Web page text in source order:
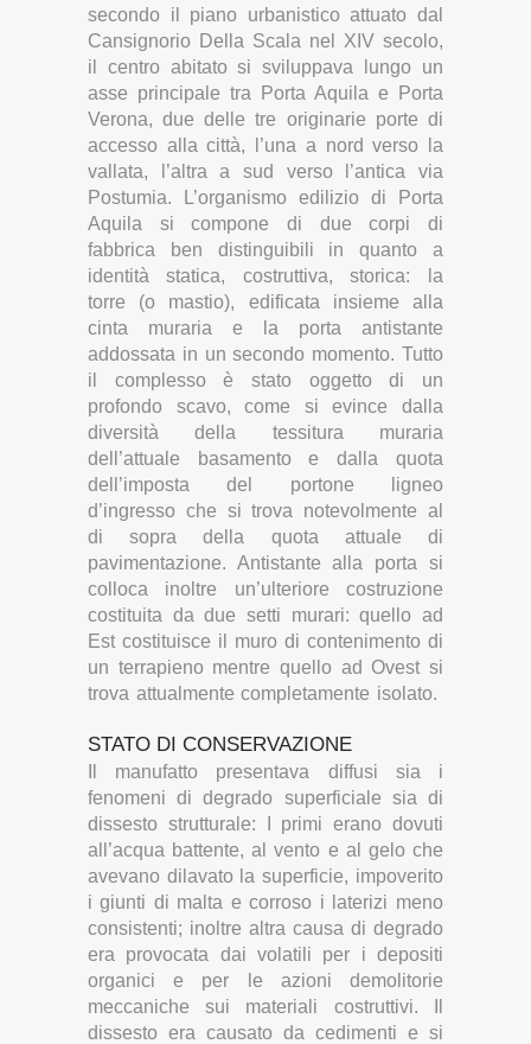
secondo il piano urbanistico attuato dal
Cansignorio Della Scala nel XIV secolo,
il centro abitato si sviluppava lungo un
asse principale tra Porta Aquila e Porta
Verona, due delle tre originarie porte di
accesso alla città, l’una a nord verso la
vallata, l’altra a sud verso l’antica via
Postumia. L’organismo edilizio di Porta
Aquila si compone di due corpi di
fabbrica ben distinguibili in quanto a
identità statica, costruttiva, storica: la
torre (o mastio), edificata insieme alla
cinta muraria e la porta antistante
addossata in un secondo momento. Tutto
il complesso è stato oggetto di un
profondo scavo, come si evince dalla
diversità della tessitura muraria
dell’attuale basamento e dalla quota
dell’imposta del portone ligneo
d’ingresso che si trova notevolmente al
di sopra della quota attuale di
pavimentazione. Antistante alla porta si
colloca inoltre un’ulteriore costruzione
costituita da due setti murari: quello ad
Est costituisce il muro di contenimento di
un terrapieno mentre quello ad Ovest si
trova attualmente completamente isolato.
STATO DI CONSERVAZIONE
Il manufatto presentava diffusi sia i
fenomeni di degrado superficiale sia di
dissesto strutturale: I primi erano dovuti
all’acqua battente, al vento e al gelo che
avevano dilavato la superficie, impoverito
i giunti di malta e corroso i laterizi meno
consistenti; inoltre altra causa di degrado
era provocata dai volatili per i depositi
organici e per le azioni demolitorie
meccaniche sui materiali costruttivi. Il
dissesto era causato da cedimenti e si